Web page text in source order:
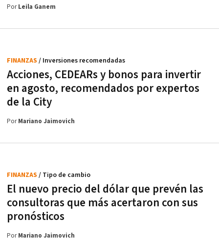
PorLeila Ganem
Acciones, CEDEARs y bonos para invertir
en agosto, recomendados por expertos
de la City
FINANZAS / Inversiones recomendadas
PorMariano Jaimovich
El nuevo precio del dólar que prevén las
consultoras que más acertaron con sus
pronósticos
FINANZAS / Tipo de cambio
PorMariano Jaimovich